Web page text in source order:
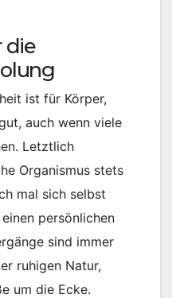
die
ist für Körper,
auch wenn viele
Letztlich
Organismus stets
mal sich selbst
persönlichen
sind immer
ruhigen Natur,
um die Ecke.